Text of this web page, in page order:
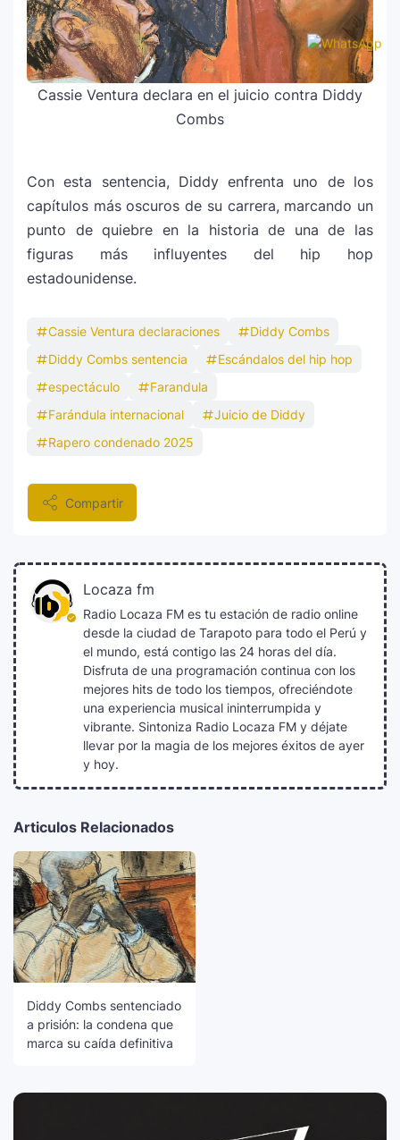
Cassie Ventura declara en el juicio contra Diddy
Combs
Con esta sentencia, Diddy enfrenta uno de los
capítulos más oscuros de su carrera, marcando un
punto de quiebre en la historia de una de las
figuras más influyentes del hip hop
estadounidense.
Cassie Ventura declaraciones
Diddy Combs
Diddy Combs sentencia
Escándalos del hip hop
espectáculo
Farandula
Farándula internacional
Juicio de Diddy
Rapero condenado 2025
Compartir
Locaza fm
Radio Locaza FM es tu estación de radio online
desde la ciudad de Tarapoto para todo el Perú y
el mundo, está contigo las 24 horas del día.
Disfruta de una programación continua con los
mejores hits de todo los tiempos, ofreciéndote
una experiencia musical ininterrumpida y
vibrante. Sintoniza Radio Locaza FM y déjate
llevar por la magia de los mejores éxitos de ayer
y hoy.
Articulos Relacionados
Diddy Combs sentenciado
a prisión: la condena que
marca su caída definitiva